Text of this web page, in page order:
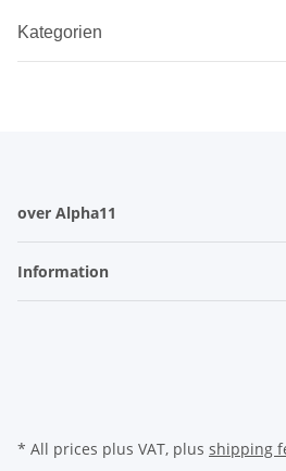
Kategorien
over Alpha11
Information
* All prices plus VAT, plus shipping